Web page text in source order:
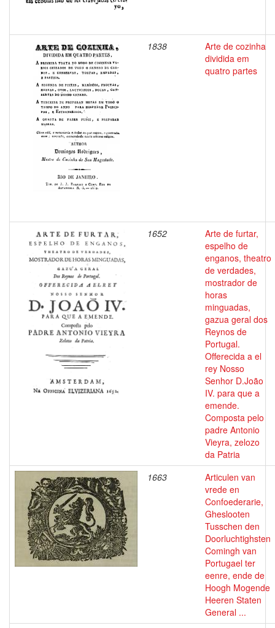
1838
Arte de cozinha
dividida em
quatro partes
1652
Arte de furtar,
espelho de
enganos, theatro
de verdades,
mostrador de
horas
minguadas,
gazua geral dos
Reynos de
Portugal.
Offerecida a el
rey Nosso
Senhor D.João
IV. para que a
emende.
Composta pelo
padre Antonio
Vieyra, zelozo
da Patria
1663
Articulen van
vrede en
Confoederarie,
Gheslooten
Tusschen den
Doorluchtighsten
Comingh van
Portugael ter
eenre, ende de
Hoogh Mogende
Heeren Staten
General ...